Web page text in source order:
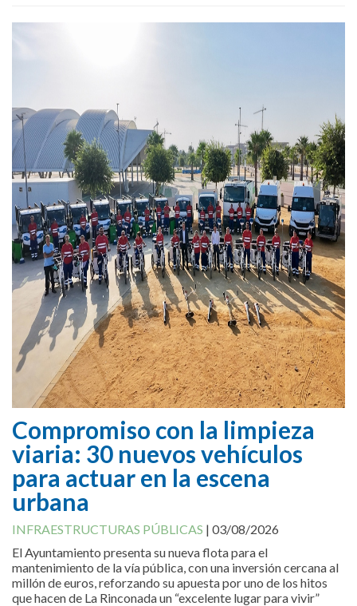
Compromiso con la limpieza
viaria: 30 nuevos vehículos
para actuar en la escena
urbana
INFRAESTRUCTURAS PÚBLICAS | 03/08/2026
El Ayuntamiento presenta su nueva flota para el
mantenimiento de la vía pública, con una inversión cercana al
millón de euros, reforzando su apuesta por uno de los hitos
que hacen de La Rinconada un “excelente lugar para vivir”